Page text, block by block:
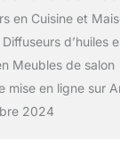
en Cuisine et
d’huiles
Meubles de salon
mise en ligne sur
2024